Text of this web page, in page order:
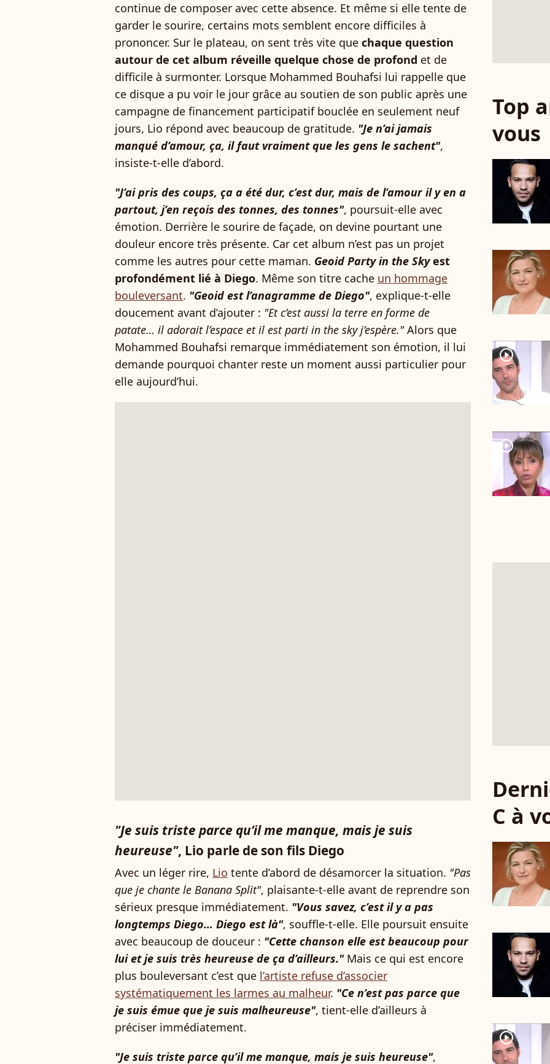
continue de composer avec cette absence. Et même si elle tente de
garder le sourire, certains mots semblent encore difficiles à
prononcer. Sur le plateau, on sent très vite que chaque question
autour de cet album réveille quelque chose de profond et de
difficile à surmonter. Lorsque Mohammed Bouhafsi lui rappelle que
ce disque a pu voir le jour grâce au soutien de son public après une
campagne de financement participatif bouclée en seulement neuf
jours, Lio répond avec beaucoup de gratitude. "Je n’ai jamais
manqué d’amour, ça, il faut vraiment que les gens le sachent",
insiste-t-elle d’abord.
"J’ai pris des coups, ça a été dur, c’est dur, mais de l’amour il y en a
partout, j’en reçois des tonnes, des tonnes", poursuit-elle avec
émotion. Derrière le sourire de façade, on devine pourtant une
douleur encore très présente. Car cet album n’est pas un projet
comme les autres pour cette maman. Geoid Party in the Skyest
profondément lié à Diego. Même son titre cache un hommage
bouleversant. "Geoid est l’anagramme de Diego", explique-t-elle
doucement avant d’ajouter : "Et c’est aussi la terre en forme de
patate… il adorait l’espace et il est parti in the sky j’espère."Alors que
Mohammed Bouhafsi remarque immédiatement son émotion, il lui
demande pourquoi chanter reste un moment aussi particulier pour
elle aujourd’hui.
"Je suis triste parce qu’il me manque, mais je suis
heureuse", Lio parle de son fils Diego
Avec un léger rire, Lio tente d’abord de désamorcer la situation. "Pas
que je chante le Banana Split", plaisante-t-elle avant de reprendre son
sérieux presque immédiatement. "Vous savez, c’est il y a pas
longtemps Diego… Diego est là", souffle-t-elle. Elle poursuit ensuite
avec beaucoup de douceur : "Cette chanson elle est beaucoup pour
lui et je suis très heureuse de ça d’ailleurs."Mais ce qui est encore
plus bouleversant c’est que l’artiste refuse d’associer
systématiquement les larmes au malheur. "Ce n’est pas parce que
je suis émue que je suis malheureuse", tient-elle d’ailleurs à
préciser immédiatement.
"Je suis triste parce qu’il me manque, mais je suis heureuse",
Top
vous
player2
player2
C à
player2